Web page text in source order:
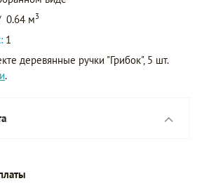
0.64 м3
1
деревянные ручки "Грибок", 5 шт.
.